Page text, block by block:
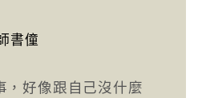
書僮
，好像跟自己沒什麼